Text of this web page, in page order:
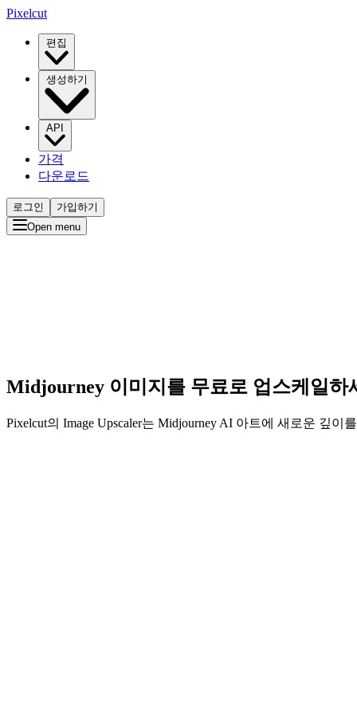
Pixelcut
편집
생성하기
API
가격
다운로드
로그인
가입하기
Open menu
Midjourney 이미지를 무료로 업스케일하
Pixelcut의 Image Upscaler는 Midjourney AI 아트에 새로운 깊